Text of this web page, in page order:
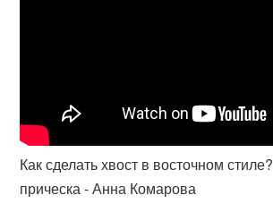
Как сделать хвост в восточном
прическа - Анна Комарова